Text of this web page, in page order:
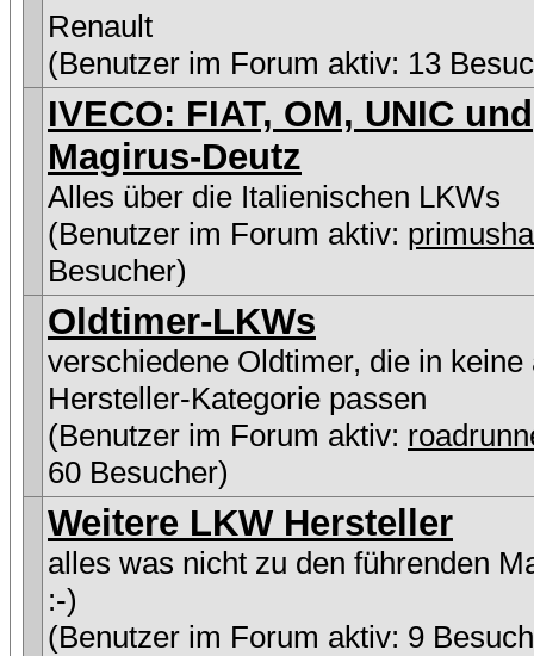
Renault
(Benutzer im Forum aktiv: 13
IVECO: FIAT, OM, UNIC und
Magirus-Deutz
Alles über die Italienischen LKWs
(Benutzer im Forum aktiv:
Besucher)
Oldtimer-LKWs
verschiedene Oldtimer, die in keine
Hersteller-Kategorie passen
(Benutzer im Forum aktiv:
60 Besucher)
Weitere LKW Hersteller
alles was nicht zu den führenden
:-)
(Benutzer im Forum aktiv: 9